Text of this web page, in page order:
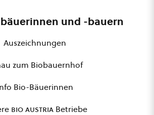
und -bauern
Auszeichnungen
zum Biobauernhof
Bio-Bäuerinnen
bio austria Betriebe